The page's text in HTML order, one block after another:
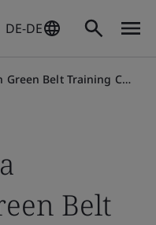
DE-DE
Belt Training Course
Belt